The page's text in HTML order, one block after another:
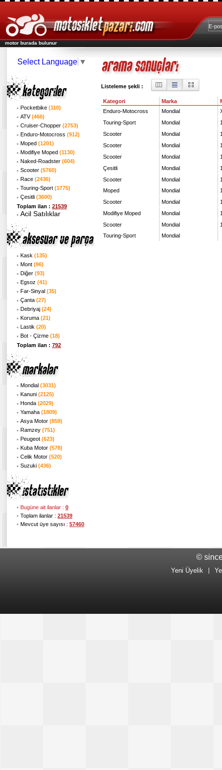
motor burada bulunur
Select Language ▼
Pocketbike (110)
ATV(466)
Cruiser-Chopper (2753)
Enduro-Motocross (912)
Moped (1201)
Modifiye Moped (1130)
Naked-Roadster (604)
Scooter (5760)
Race (2436)
Touring-Sport (1775)
Çesitli (3600)
Toplam ilan : 21539
Acil Satılıklar
Kask (135)
Mont (96)
Diğer (93)
Egsoz (41)
Far-Sinyal (35)
Çanta (27)
Debriyaj (24)
Koruma (21)
Lastik (20)
Bot - Çizme (18)
Toplam ilan : 792
Mondial (3031)
Kanuni (2125)
Honda (2029)
Yamaha (1809)
Asya Motor (859)
Ramzey (751)
Peugeot (623)
Kuba Motor (578)
Celik Motor (520)
Suzuki (436)
Bugüne ait ilanlar : 0
Toplam ilanlar : 21539
Mevcut üye sayısı : 57460
Listeleme şekli :
Kategori Marka
Enduro-Motocross
Mondial
Touring-Sport
Mondial
Scooter
Mondial
Scooter
Mondial
Scooter
Mondial
Çesitli
Mondial
Scooter
Mondial
Moped
Mondial
Scooter
Mondial
Modifiye Moped
Mondial
Scooter
Mondial
Touring-Sport
Mondial
©
Yeni Üyelik